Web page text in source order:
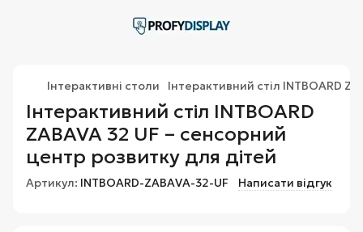
Інтерактивні столи Інтерактивний стіл INTBOARD
Інтерактивний стіл INTBOARD
ZABAVA 32 UF – сенсорний
центр розвитку для дітей
Артикул: INTBOARD-ZABAVA-32-UF Написати відгук